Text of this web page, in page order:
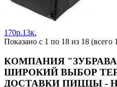
170р.13к.
Показано с 1 по 18 из 18 (всего
КОМПАНИЯ
ШИРОКИЙ ВЫБОР
ДОСТАВКИ ПИЦЦЫ -